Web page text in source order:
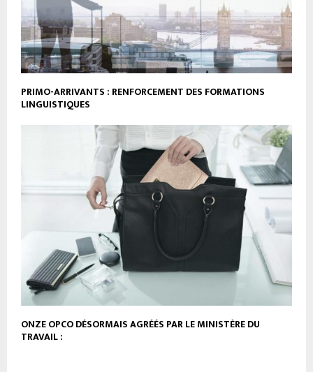
PRIMO-ARRIVANTS : RENFORCEMENT DES FORMATIONS
LINGUISTIQUES
ONZE OPCO DÉSORMAIS AGRÉÉS PAR LE MINISTÈRE DU
TRAVAIL :